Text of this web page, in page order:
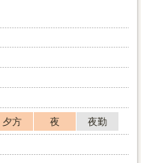
夕方 夜
夜勤